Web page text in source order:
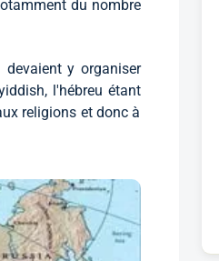
du nombre
y organiser
l'hébreu étant
religions et donc à